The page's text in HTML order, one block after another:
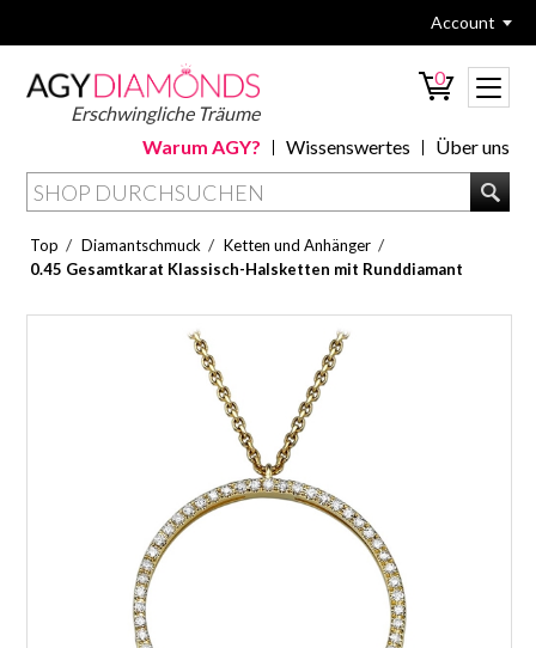
Account
Erschwingliche Träume
0
Über uns
Wissenswertes
Warum AGY?
Top / Diamantschmuck / Ketten und Anhänger /
0.45 Gesamtkarat Klassisch-Halsketten mit Runddiamant